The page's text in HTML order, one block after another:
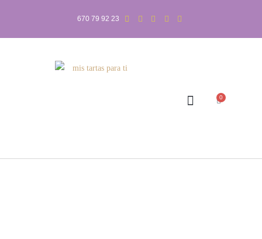
670 79 92 23
0